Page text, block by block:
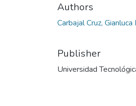
Authors
Carbajal Cruz, Gianluca
Publisher
Universidad